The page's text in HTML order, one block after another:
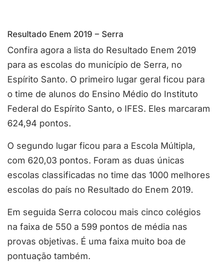
Resultado Enem 2019 – Serra
Confira agora a lista do Resultado Enem 2019
para as escolas do município de Serra, no
Espírito Santo. O primeiro lugar geral ficou para
o time de alunos do Ensino Médio do Instituto
Federal do Espírito Santo, o IFES. Eles marcaram
624,94 pontos.
O segundo lugar ficou para a Escola Múltipla,
com 620,03 pontos. Foram as duas únicas
escolas classificadas no time das 1000 melhores
escolas do país no Resultado do Enem 2019.
Em seguida Serra colocou mais cinco colégios
na faixa de 550 a 599 pontos de média nas
provas objetivas. É uma faixa muito boa de
pontuação também.